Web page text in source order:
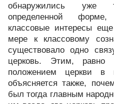
обнаружились уже
определенной
классовые интересы
мере к классовому
существовало одно
церковь. Этим, равно
положением церкви в
объясняется также,
был тогда главным